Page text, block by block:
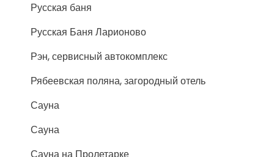
Русская баня
Русская Баня Ларионово
Рэн, сервисный автокомплекс
Рябеевская поляна, загородный отель
Сауна
Сауна